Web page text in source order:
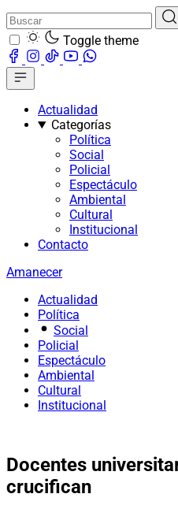
Toggle theme
Actualidad
Categorías
Política
Social
Policial
Espectáculo
Ambiental
Cultural
Institucional
Contacto
Amanecer
Actualidad
Política
Social
Policial
Espectáculo
Ambiental
Cultural
Institucional
Docentes
crucifican